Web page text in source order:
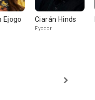
Ejogo Ciarán Hinds
Fyodor